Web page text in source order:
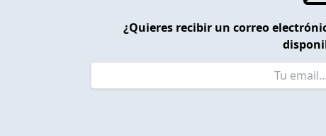
¿Quieres recibir un correo